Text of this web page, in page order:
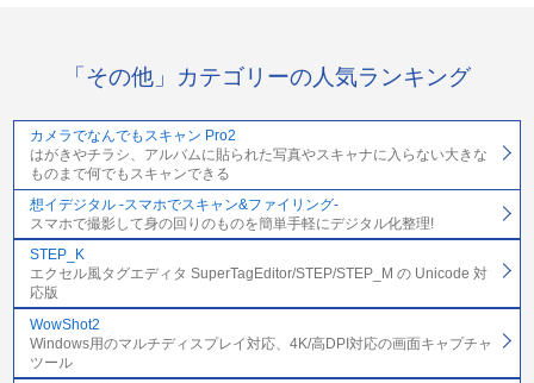
「その他」カテゴリーの人気ランキング
カメラでなんでもスキャン Pro2
はがきやチラシ、アルバムに貼られた写真やスキャナに入らない大きな
ものまで何でもスキャンできる
想イデジタル -スマホでスキャン&ファイリング-
スマホで撮影して身の回りのものを簡単手軽にデジタル化整理!
STEP_K
エクセル風タグエディタ SuperTagEditor/STEP/STEP_M の Unicode 対
応版
WowShot2
Windows用のマルチディスプレイ対応、4K/高DPI対応の画面キャプチャ
ツール